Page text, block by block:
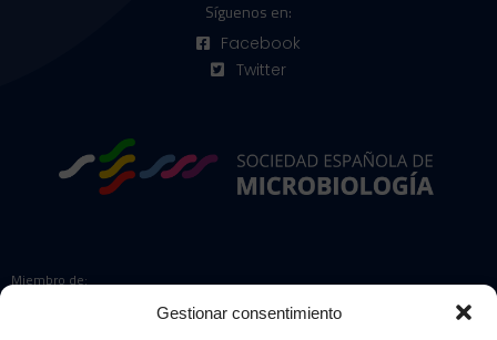
Gestionar consentimiento
Miembro de:
Síguenos en:
Facebook
Twitter